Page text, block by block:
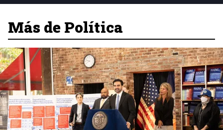
Más de Política